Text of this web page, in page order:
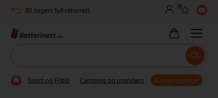
30 dagers full returrett
Billig frakt
Høy kundetilfredshet
0
Sport og Fritid Camping og utendørs Campingutstyr